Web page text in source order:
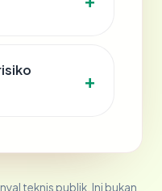
teknis publik. Ini bukan